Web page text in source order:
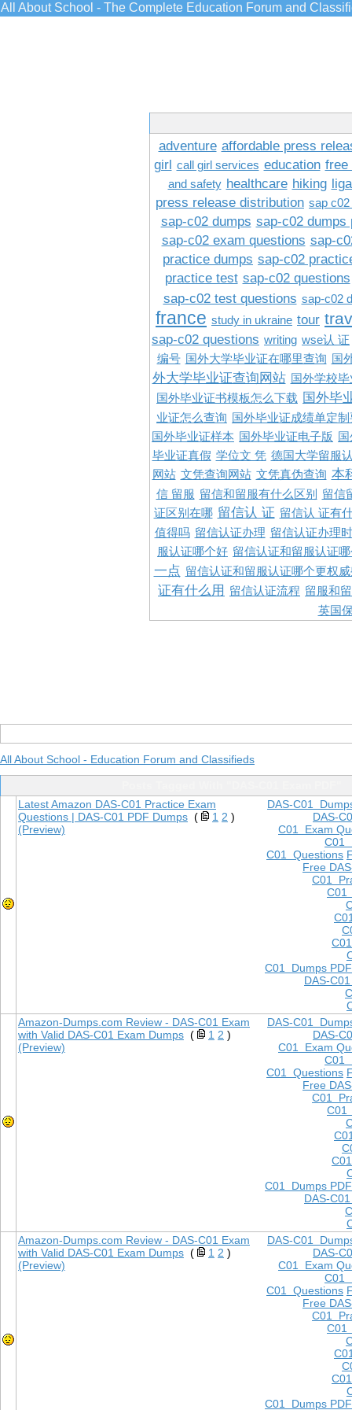
All About School - The Complete Education Forum and
adventure affordable press
girl call girl services education free
and safety healthcare hiking
press release distribution sap
sap-c02 dumps sap-c02 dumps
sap-c02 exam questions sap-
practice dumps sap-c02
practice test sap-c02 questions
sap-c02 test questions sap-c02
france study in ukraine tour
sap-c02 questions writing wse认 证
编号 国外大学毕业证在哪里查询 国
外大学毕业证查询网站 国外学校
国外毕业证书模板怎么下载 国外毕
业证怎么查询
国外毕业证成绩单定
国外毕业证样本
国外毕业证电子版
毕业证真假 学位文 凭 德国大学留服
网站 文凭查询网站 文凭真伪查询 本
信 留服 留信和留服有什么区别
留信
证区别在哪 留信认 证 留信认 证有
值得吗 留信认证办理 留信认证办理
服认证哪个好 留信认证和留服认证
一点 留信认证和留服认证哪个更权
证有什么用 留信认证流程 留服和
英国
All About School - Education Forum and Classifieds
DAS-C01
DAS-
C01 Exam
C01
C01 Questions
Free
C01
C01
C01 Dumps PDF
DAS-
Latest Amazon DAS-C01 Practice Exam
Questions | DAS-C01 PDF Dumps ( 1 2 )
(Preview)
DAS-C01
DAS-
C01 Exam
C01
C01 Questions
Free
C01
C01
C01 Dumps PDF
DAS-
Amazon-Dumps.com Review - DAS-C01 Exam
with Valid DAS-C01 Exam Dumps ( 1 2 )
(Preview)
DAS-C01
DAS-
C01 Exam
C01
C01 Questions
Free
C01
C01
C01 Dumps PDF
Amazon-Dumps.com Review - DAS-C01 Exam
with Valid DAS-C01 Exam Dumps ( 1 2 )
(Preview)